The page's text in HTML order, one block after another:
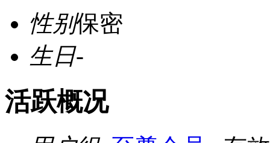
性别保密
生日-
活跃概况